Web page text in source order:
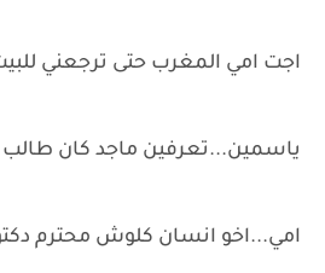
اجت امي المغرب حتى ترجعني
ياسمين...تعرفين ماجد كان
امي...اخو انسان كلوش محترم